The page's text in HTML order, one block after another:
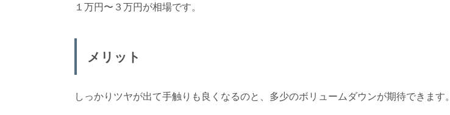
１万円〜３万円が相場です。
メリット
しっかりツヤが出て手触りも良くなるのと、多少のボリュームダウンが期待できます。